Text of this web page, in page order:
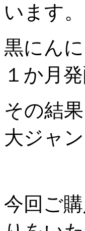
います。
黒にん
１か月
その結
大ジャ
今回ご